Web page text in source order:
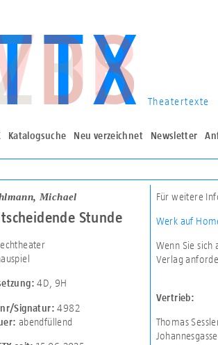
Theatertexte
Katalogsuche Neu verzeichnet Newsletter
Michael
Stunde
4D 9H
Signatur: 4982
abendfüllend
Für weitere
Werk auf
Wenn Sie sich
Verlag
Vertrieb:
Thomas